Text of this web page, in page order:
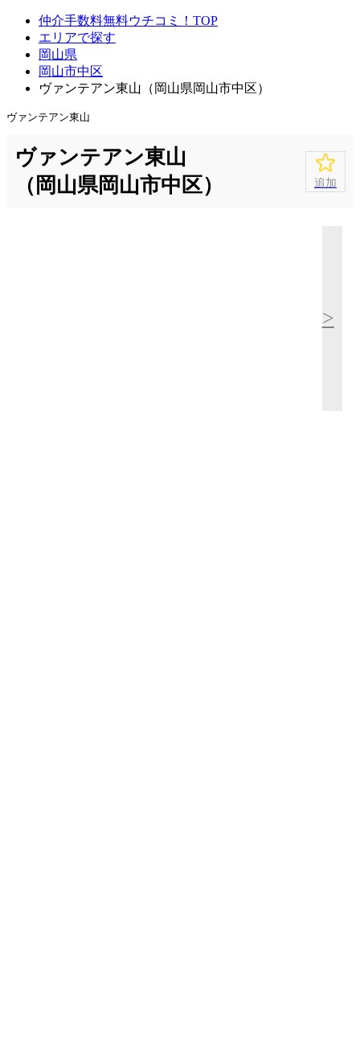
仲介手数料無料ウチコミ！TOP
エリアで探す
岡山県
岡山市中区
ヴァンテアン東山（岡山県岡山市中区）
ヴァンテアン東山
ヴァンテアン東山
（岡山県岡山市中区）
追加
>